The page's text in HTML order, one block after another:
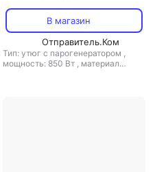
В магазин
Отправитель.Ком
Тип: утюг с парогенератором ,
мощность: 850 Вт , материал